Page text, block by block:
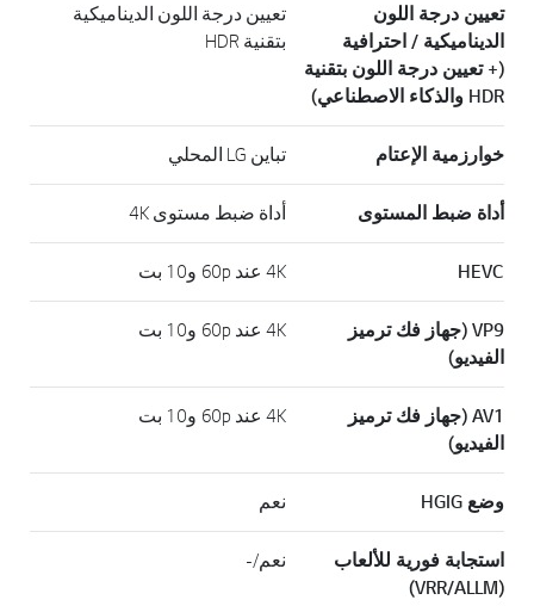
تعيين درجة اللون
الديناميكية / احترافية
(+ تعيين درجة اللون بتقنية
HDR والذكاء الاصطناعي)
تعيين درجة اللون الديناميكية
بتقنية HDR
خوارزمية الإعتام تباين LG المحلي
أداة ضبط المستوى أداة ضبط مستوى 4K
HEVC 4K عند 60p و10 بت
VP9 (جهاز فك ترميز
الفيديو)
4K عند 60p و10 بت
AV1 (جهاز فك ترميز
الفيديو)
4K عند 60p و10 بت
وضع HGIG نعم
استجابة فورية للألعاب
(VRR/ALLM)
نعم/-